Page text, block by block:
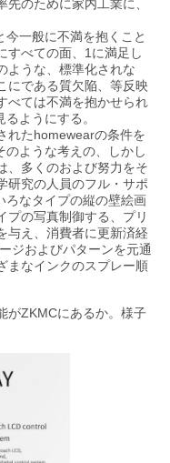
のために家内工業に、
一般に不満を抱くこと
すべての面、1に満足し
ような、標準化されな
にである質欠陥、等反映
べては不満を抱かせられ
ようにする。
れたhomewearの条件を
ような考えの、しかし
、多くのおよび努力をそ
研究の人員のフル・サポ
ろなタイプの縦の壁絵画
プの写真制御する、プリ
与え、消費者に更新済経
ジおよびパターンを元通
まなインクのスプレー順
がZKMCにあるか。様子